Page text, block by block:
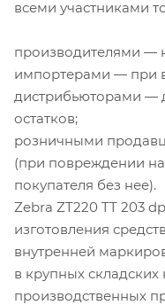
всеми участниками
производителями —
импортерами — при
дистрибьюторами —
остатков;
розничными
(при повреждении
покупателя без нее).
Zebra ZT220 TT 203
изготовления
внутренней
в крупных складских
производственных